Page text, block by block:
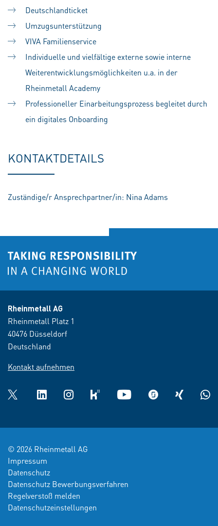
Deutschlandticket
Umzugsunterstützung
VIVA Familienservice
Individuelle und vielfältige externe sowie interne
Weiterentwicklungsmöglichkeiten u.a. in der
Rheinmetall Academy
Professioneller Einarbeitungsprozess begleitet durch
ein digitales Onboarding
KONTAKTDETAILS
Zuständige/r Ansprechpartner/in: Nina Adams
Rheinmetall AG
Rheinmetall Platz 1
40476 Düsseldorf
Deutschland
Kontakt aufnehmen
Twitter LinkedInInstagramkununu YouTube glassdoorXING
© 2026 Rheinmetall AG
Impressum
Datenschutz
Datenschutz Bewerbungsverfahren
Regelverstoß melden
Datenschutzeinstellungen